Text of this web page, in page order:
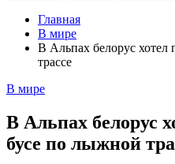
Главная
В мире
В Альпах белорус хотел
трассе
В мире
В Альпах белорус
бусе по лыжной